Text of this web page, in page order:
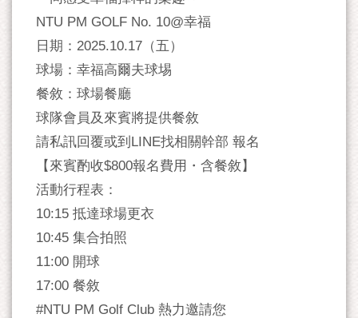
NTU PM GOLF No. 10@幸福
日期：2025.10.17（五）
球場：幸福高爾夫球埸
餐敘：球場餐廳
球隊會員及來賓將提供餐敘
請私訊回覆或到LINE找相關幹部 報名
【來賓酌收$800報名費用・含餐敘】
活動行程表：
10:15 抵達球場更衣
10:45 集合拍照
11:00 開球
17:00 餐敘
#NTU PM Golf Club 熱力邀請您